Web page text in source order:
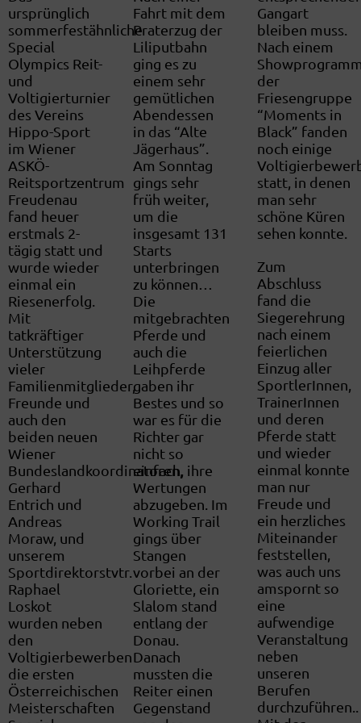
ursprünglich
sommerfestähnliche
Special
Olympics Reit-
und
Voltigierturnier
des Vereins
Hippo-Sport
im Wiener
ASKÖ-
Reitsportzentrum
Freudenau
fand heuer
erstmals 2-
tägig statt und
wurde wieder
einmal ein
Riesenerfolg.
Mit
tatkräftiger
Unterstützung
vieler
Familienmitglieder,
Freunde und
auch den
beiden neuen
Wiener
Bundeslandkoordinatoren,
Gerhard
Entrich und
Andreas
Moraw, und
unserem
Sportdirektorstvtr.
Raphael
Loskot
wurden neben
den
Voltigierbewerben
die ersten
Österreichischen
Meisterschaften
Fahrt mit dem
Praterzug der
Liliputbahn
ging es zu
einem sehr
gemütlichen
Abendessen
in das “Alte
Jägerhaus”.
Am Sonntag
gings sehr
früh weiter,
um die
insgesamt 131
Starts
unterbringen
zu können…
Die
mitgebrachten
Pferde und
auch die
Leihpferde
gaben ihr
Bestes und so
war es für die
Richter gar
nicht so
einfach, ihre
Wertungen
abzugeben. Im
Working Trail
gings über
Stangen
vorbei an der
Gloriette, ein
Slalom stand
entlang der
Donau.
Danach
mussten die
Reiter einen
Gegenstand
Gangart
bleiben muss.
Nach einem
Showprogramm
der
Friesengruppe
“Moments in
Black” fanden
noch einige
Voltigierbewerbe
statt, in denen
man sehr
schöne Küren
sehen konnte.
Zum
Abschluss
fand die
Siegerehrung
nach einem
feierlichen
Einzug aller
SportlerInnen,
TrainerInnen
und deren
Pferde statt
und wieder
einmal konnte
man nur
Freude und
ein herzliches
Miteinander
feststellen,
was auch uns
amspornt so
eine
aufwendige
Veranstaltung
neben
unseren
Berufen
durchzuführen..